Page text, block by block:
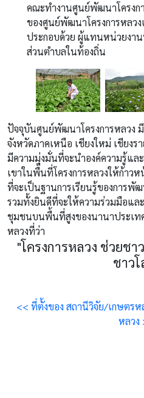
คณะทำงานศูนย์พัฒนาโครงก
ของศูนย์พัฒนาโครงการหลว
ประกอบด้วย ผู้แทนหน่วยงาน
ส่วนตำบลในท้องถิ่น
ปัจจุบันศูนย์พัฒนาโครงการหลวง
จังหวัดภาคเหนือ เชียงใหม่ เชียง
มีความมุ่งมั่นที่จะนำองค์ความรู้แ
เขาในพื้นที่โครงการหลวงให้ก้าว
ที่จะเป็นฐานการเรียนรู้ของการพั
รวมทั้งยินดีที่จะให้ความร่วมมือแ
ชุมชนบนพื้นที่สูงของนานาประเท
หลวงที่ว่า
"โครงการหลวง ช่วยชา
ชาว
<< ที่ตั้งของ สถานีวิจัย/เกษตร
หลวง